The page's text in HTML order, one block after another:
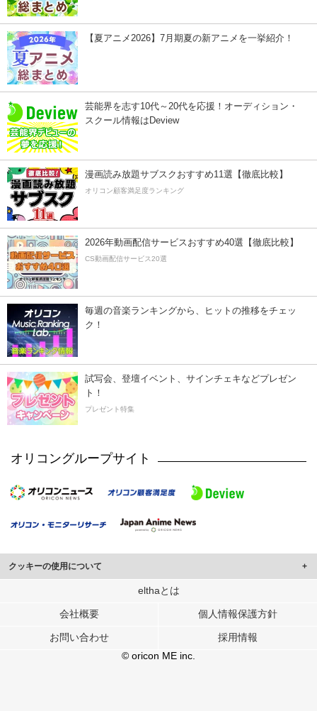
【夏アニメ2026】7月期夏の新アニメを一挙紹介！
芸能界を志す10代～20代を応援！オーディション・
スクール情報はDeview
漫画読み放題サブスクおすすめ11選【徹底比較】
オリコン顧客満足度ランキング
2026年動画配信サービスおすすめ40選【徹底比較】
CS動画配信サービス20選
毎週の音楽ランキングから、ヒットの推移をチェッ
ク！
試写会、登壇イベント、サインチェキなどプレゼン
ト！
プレゼント特集
オリコングループサイト
クッキーの使用について
このサイトでは Cookie を使用して、ユーザーに合わせたコンテンツや広告の
行っています。
メディアや広告配信、データ解析の各パートナーに提供しています。
各パートナーは、この情報とユーザーが各パートナーに提供した他の情報や、
ユーザーが各パートナーのサービスを使用したときに収集した他の情報を組み
elthaとは
会社概要 個人情報保護方針
お問い合わせ
採用情報
© oricon ME inc.